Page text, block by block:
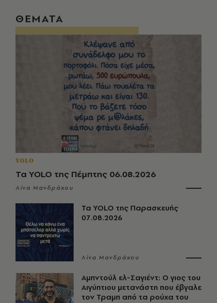
ΘΕΜΑΤΑ
YOLO
Τα YOLO της Πέμπτης 06.08.2026
Λίνα Μανδράκου
Τα YOLO της Παρασκευής
07.08.2026
Λίνα Μανδράκου
Αμπντούλ ελ-Σαγιέντ: Ο γιος του
Αιγύπτιου μετανάστη που έβγαλε
τον Τραμπ από τα ρούχα του